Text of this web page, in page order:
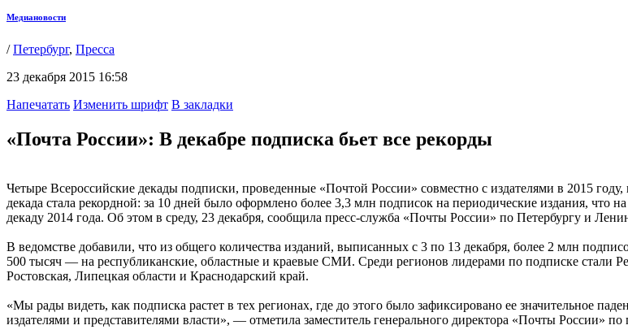
Медиановости
/Петербург, Пресса
23 декабря 2015 16:58
Напечатать Изменить шрифт В закладки
«Почта России»: В декабре подписка бьет все рекорды
Четыре Всероссийские декады подписки, проведенные «Почтой России» совместно с издателями в 2015
декада стала рекордной: за 10 дней было оформлено более 3,3 млн подписок на периодические издания,
декаду 2014 года. Об этом в среду, 23 декабря, сообщила пресс-служба «Почты России» по Петербургу и
В ведомстве добавили, что из общего количества изданий, выписанных с 3 по 13 декабря, более 2 млн
500 тысяч — на республиканские, областные и краевые СМИ. Среди регионов лидерами по подписке стали
Ростовская, Липецкая области и Краснодарский край.
«Мы рады видеть, как подписка растет в тех регионах, где до этого было зафиксировано ее значительное
издателями и представителями власти», — отметила заместитель генерального директора «Почты России»